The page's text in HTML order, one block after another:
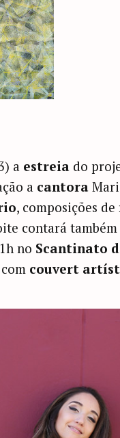
a estreiado
a cantora
, composições de
contará
no Scantinato
couvert